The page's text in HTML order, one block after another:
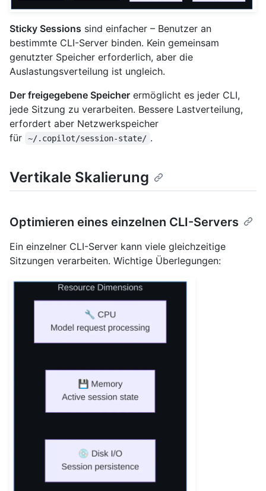
Sticky Sessions sind einfacher – Benutzer an
bestimmte CLI-Server binden. Kein gemeinsam
genutzter Speicher erforderlich, aber die
Auslastungsverteilung ist ungleich.
Der freigegebene Speicher ermöglicht es jeder CLI,
jede Sitzung zu verarbeiten. Bessere Lastverteilung,
erfordert aber Netzwerkspeicher
für
~/.copilot/session-state/ .
Vertikale Skalierung
Optimieren eines einzelnen CLI-Servers
Ein einzelner CLI-Server kann viele gleichzeitige
Sitzungen verarbeiten. Wichtige Überlegungen: